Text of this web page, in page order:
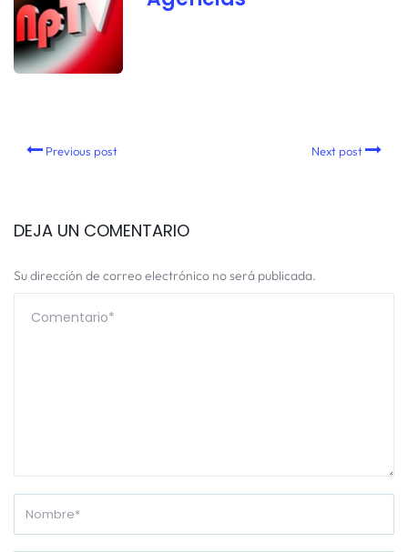
Previous post Next post
DEJA UN COMENTARIO
Su dirección de correo electrónico no será publicada.